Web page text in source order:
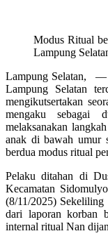
Modus Ritual
Lampung
Lampung Selatan, —
Lampung Selatan
mengikutsertakan
mengaku sebagai
melaksanakan
anak di bawah umur
berdua modus ritual
Pelaku ditahan di
Kecamatan
(8/11/2025)
dari laporan korban
internal ritual Nan